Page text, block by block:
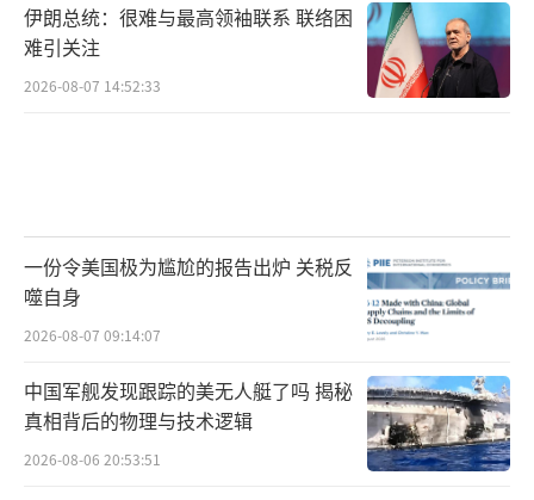
伊朗总统：很难与最高领袖联系 联络困
难引关注
2026-08-07 14:52:33
一份令美国极为尴尬的报告出炉 关税反
噬自身
2026-08-07 09:14:07
中国军舰发现跟踪的美无人艇了吗 揭秘
真相背后的物理与技术逻辑
2026-08-06 20:53:51